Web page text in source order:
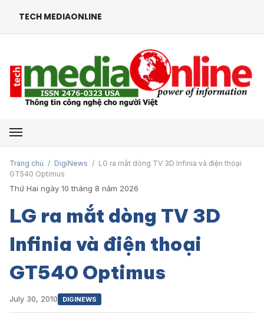
TECH MEDIAONLINE
Mở menu
Trang chủ / DigiNews / LG ra mắt dòng TV 3D Infinia và điện thoại
GT540 Optimus
Thứ Hai ngày 10 tháng 8 năm 2026
LG ra mắt dòng TV 3D
Infinia và điện thoại
GT540 Optimus
July 30, 2010 DIGINEWS